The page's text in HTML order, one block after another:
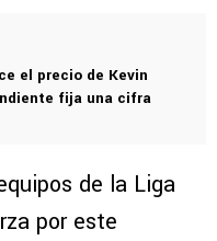
el precio de Kevin
fija una cifra
de la Liga
por este